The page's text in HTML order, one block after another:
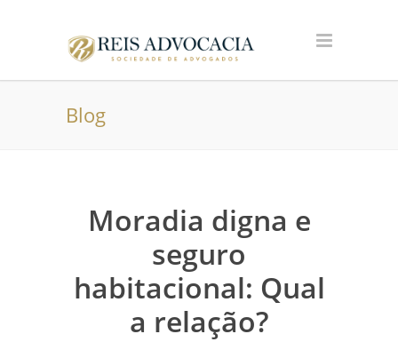
Blog
Moradia digna e
seguro
habitacional: Qual
a relação?